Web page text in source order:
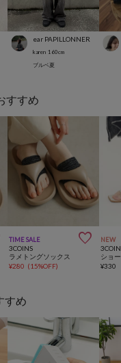
ear PAPILLONNER
karen 160cm
ブルベ夏
すすめ
TIME SALE 
3COINS
ラメトングソックス
¥280 (15%OFF)
NEW
¥330
すめ